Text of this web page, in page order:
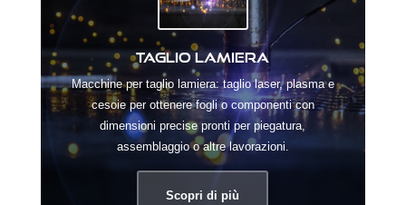
Taglio lamiera
Macchine per taglio lamiera: taglio laser, plasma e
cesoie per ottenere fogli o componenti con
dimensioni precise pronti per piegatura,
assemblaggio o altre lavorazioni.
Scopri di più